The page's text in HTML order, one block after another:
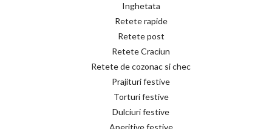
Inghetata
Retete rapide
Retete post
Retete Craciun
Retete de cozonac si chec
Prajituri festive
Torturi festive
Dulciuri festive